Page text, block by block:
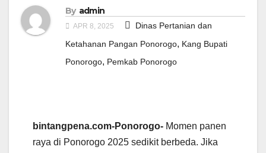
By admin
APR 8, 2025
Dinas Pertanian dan
Ketahanan Pangan Ponorogo, Kang Bupati
Ponorogo, Pemkab Ponorogo
bintangpena.com-Ponorogo- Momen panen
raya di Ponorogo 2025 sedikit berbeda. Jika